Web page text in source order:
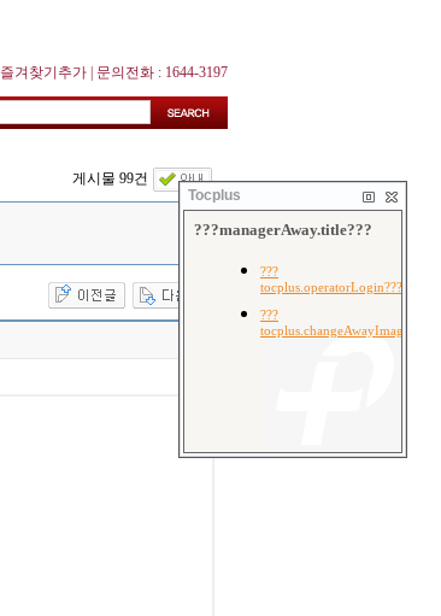
즐겨찾기추가 | 문의전화 : 1644-3197
게시물 99건
Tocplus